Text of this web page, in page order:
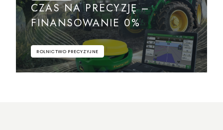
CZAS NA PRECYZJĘ –
FINANSOWANIE 0%
ROLNICTWO PRECYZYJNE